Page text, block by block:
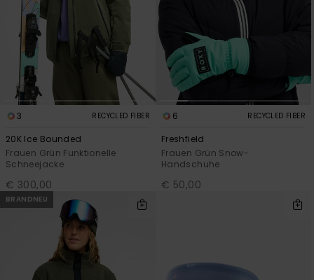
3 RECYCLED FIBER
20K Ice Bounded
Frauen Grün Funktionelle
Schneejacke
€ 300,00
6 RECYCLED FIBER
Freshfield
Frauen Grün Snow-
Handschuhe
€ 50,00
BRANDNEU